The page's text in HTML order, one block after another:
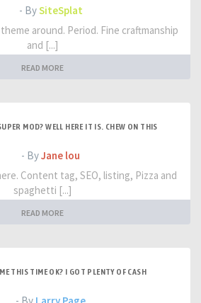
- BySiteSplat
around. Period. Fine craftmanship
and [...]
READ MORE
MOD? WELL HERE IT IS. CHEW ON THIS
- ByJane lou
Content tag, SEO, listing, Pizza and
spaghetti [...]
READ MORE
THIS TIME OK? I GOT PLENTY OF CASH